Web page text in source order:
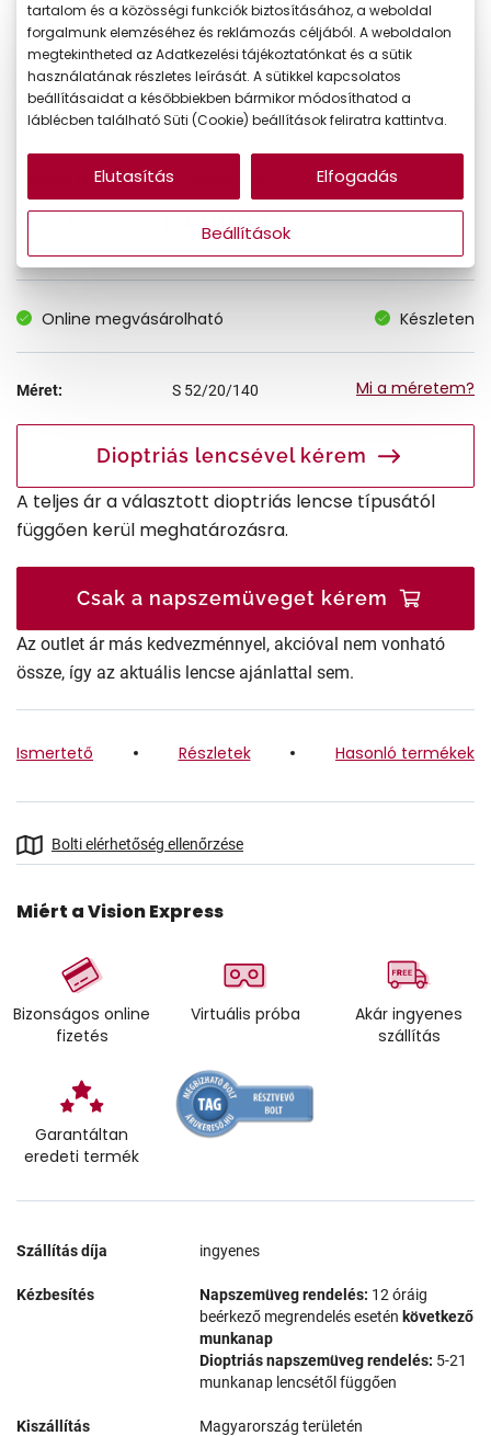
-35%
15.009 Ft
Online megvásárolható Készleten
Méret: S 52/20/140 Mi a méretem?
Dioptriás lencsével kérem
A teljes ár a választott dioptriás lencse típusától
függően kerül meghatározásra.
Csak a napszemüveget kérem
Az outlet ár más kedvezménnyel, akcióval nem vonható
össze, így az aktuális lencse ajánlattal sem.
Ismertető Részletek Hasonló termékek
Bolti elérhetőség ellenőrzése
Miért a Vision Express
Bizonságos online
fizetés
Virtuális próba
Akár ingyenes
szállítás
Garantáltan
eredeti termék
Szállítás díja ingyenes
Kézbesítés Napszemüveg rendelés: 12 óráig
beérkező megrendelés esetén következő
munkanap
Dioptriás napszemüveg rendelés: 5-21
munkanap lencsétől függően
Kiszállítás Magyarország területén
tartalom és a közösségi funkciók biztosításához, a weboldal
forgalmunk elemzéséhez és reklámozás céljából. A weboldalon
megtekintheted az Adatkezelési tájékoztatónkat és a sütik
használatának részletes leírását. A sütikkel kapcsolatos
beállításaidat a későbbiekben bármikor módosíthatod a
láblécben található Süti (Cookie) beállítások feliratra kattintva.
Beállítások
Elutasítás Elfogadás